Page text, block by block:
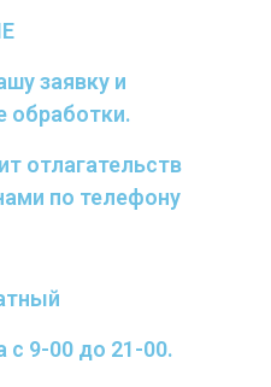
заявку и
обработки.
отлагательств
по телефону
с 9-00 до 21-00.